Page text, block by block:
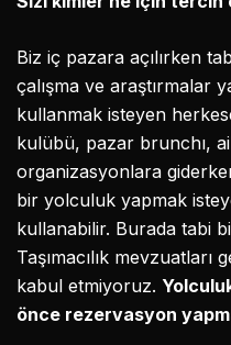
Biz iç pazara açılırken
çalışma ve araştırmalar
kullanmak isteyen
kulübü, pazar brunchı,
organizasyonlara
bir yolculuk yapmak
kullanabilir. Burada tabi
Taşımacılık
kabul etmiyoruz.
önce rezervasyon